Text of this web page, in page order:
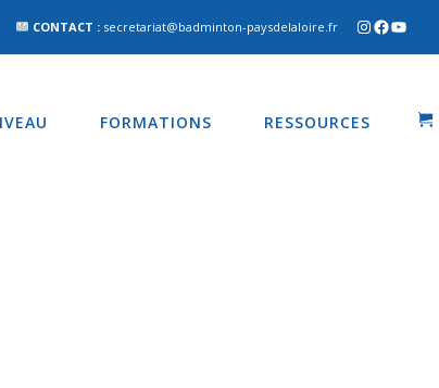
CONTACT : secretariat@badminton-paysdelaloire.fr
FORMATIONS RESSOURCES